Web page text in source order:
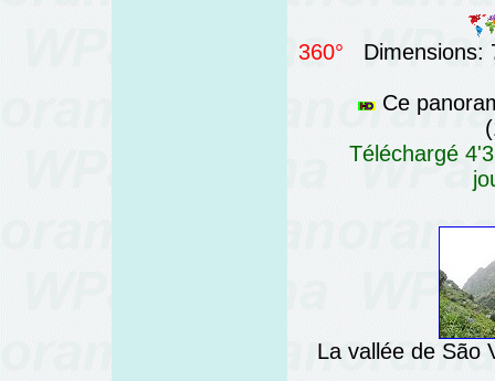
360° Dimensions:
Ce
Téléchargé
La vallée de São